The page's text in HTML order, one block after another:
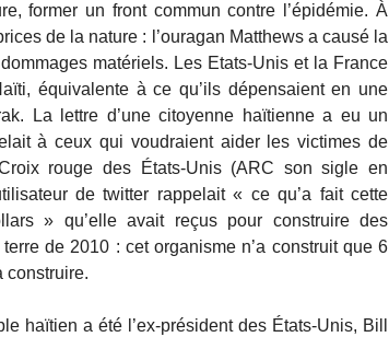
former un front commun contre l’épidémie. À
de la nature : l’ouragan Matthews a causé la
matériels. Les Etats-Unis et la France
équivalente à ce qu’ils dépensaient en une
La lettre d’une citoyenne haïtienne a eu un
à ceux qui voudraient aider les victimes de
rouge des États-Unis (ARC son sigle en
de twitter rappelait « ce qu’a fait cette
» qu’elle avait reçus pour construire des
de 2010 : cet organisme n’a construit que 6
construire.
haïtien a été l’ex-président des États-Unis, Bill